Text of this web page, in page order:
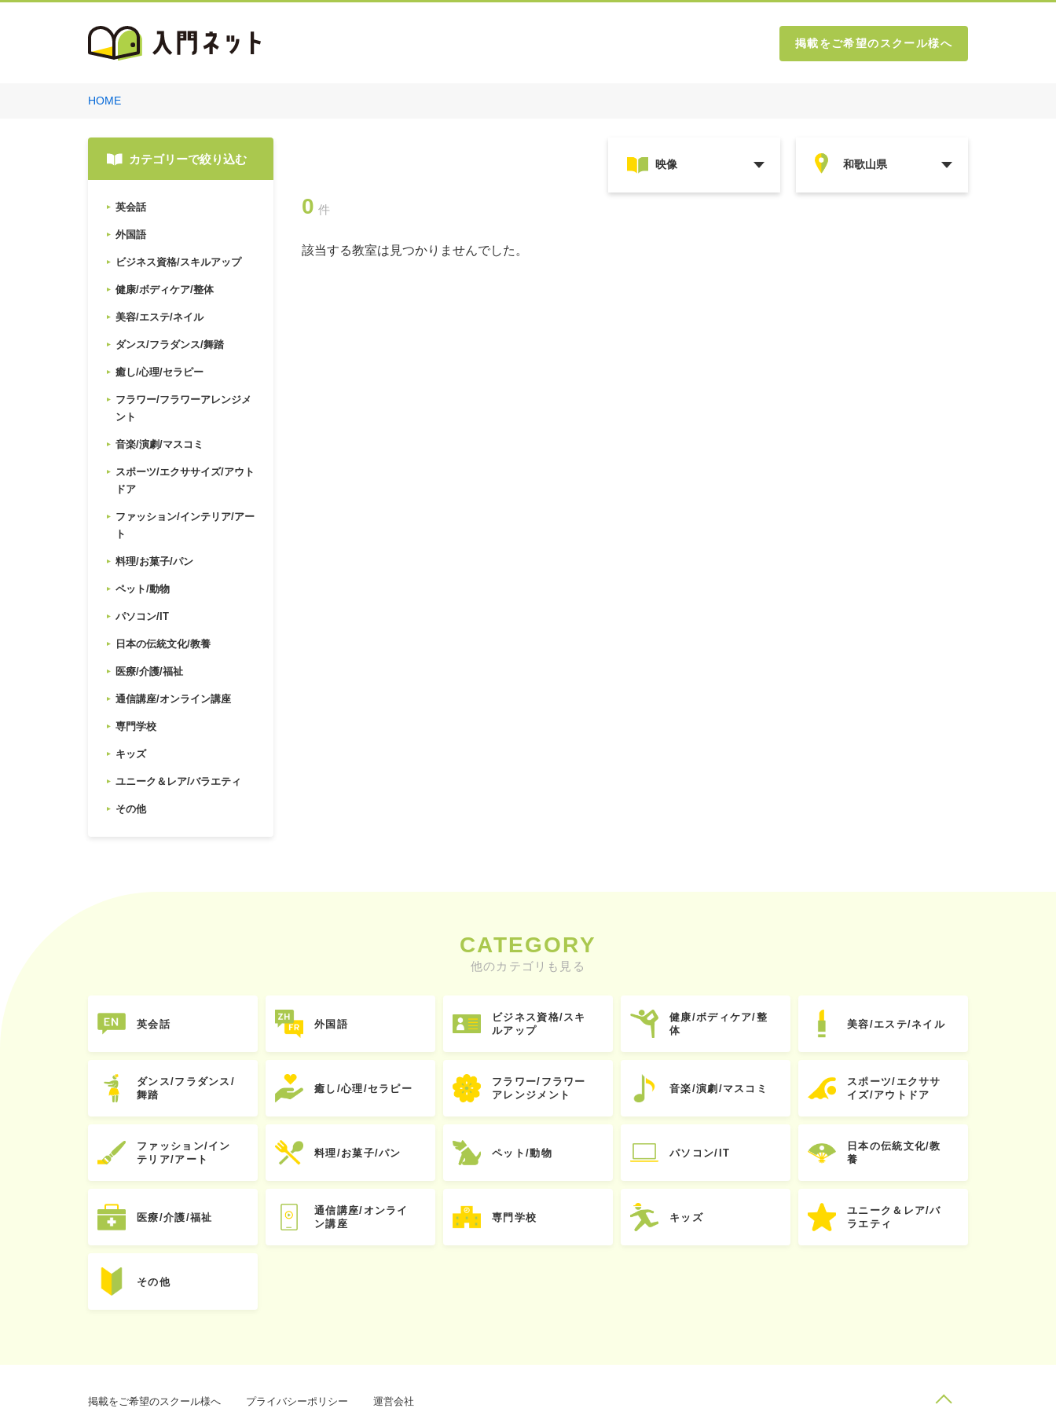
掲載をご希望のスクール様へ
HOME
カテゴリーで絞り込む
英会話
外国語
ビジネス資格/スキルアップ
健康/ボディケア/整体
美容/エステ/ネイル
ダンス/フラダンス/舞踏
癒し/心理/セラピー
フラワー/フラワーアレンジメ
ント
音楽/演劇/マスコミ
スポーツ/エクササイズ/アウト
ドア
ファッション/インテリア/アー
ト
料理/お菓子/パン
ペット/動物
パソコン/IT
日本の伝統文化/教養
医療/介護/福祉
通信講座/オンライン講座
専門学校
キッズ
ユニーク＆レア/バラエティ
その他
0 件
該当する教室は見つかりませんでした。
CATEGORY
他のカテゴリも見る
英会話 外国語
ビジネス資格/スキ
ルアップ
健康/ボディケア/整
体
美容/エステ/ネイル
ダンス/フラダンス/
舞踏
癒し/心理/セラピー
フラワー/フラワー
アレンジメント
音楽/演劇/マスコミ
スポーツ/エクササ
イズ/アウトドア
ファッション/イン
テリア/アート
料理/お菓子/パン ペット/動物 パソコン/IT
日本の伝統文化/教
養
医療/介護/福祉
通信講座/オンライ
ン講座
専門学校 キッズ
ユニーク＆レア/バ
ラエティ
その他
掲載をご希望のスクール様へ プライバシーポリシー 運営会社